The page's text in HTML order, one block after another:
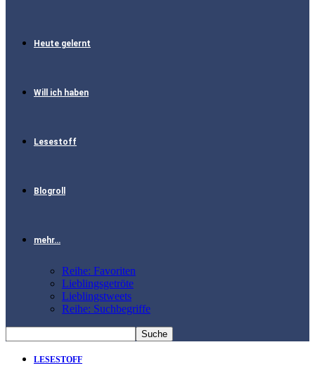
Heute gelernt
Will ich haben
Lesestoff
Blogroll
mehr…
Reihe: Favoriten
Lieblingsgetröte
Lieblingstweets
Reihe: Suchbegriffe
LESESTOFF